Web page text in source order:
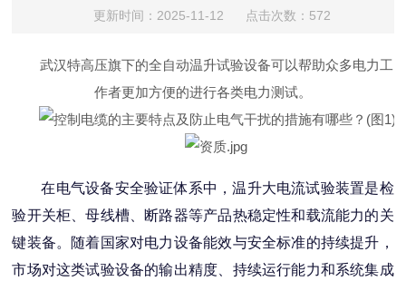
更新时间：2025-11-12 点击次数：572
武汉特高压旗下的全自动温升试验设备可以帮助众多电力工
作者更加方便的进行各类电力测试。
在电气设备安全验证体系中，温升大电流试验装置是检
验开关柜、母线槽、断路器等产品热稳定性和载流能力的关
键装备。随着国家对电力设备能效与安全标准的持续提升，
市场对这类试验设备的输出精度、持续运行能力和系统集成